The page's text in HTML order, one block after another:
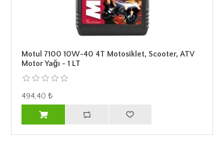
Motul 7100 10W-40 4T Motosiklet, Scooter, ATV
Motor Yağı - 1 LT
494,40 ₺